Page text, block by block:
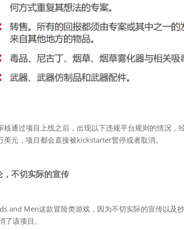
核通过项目上线之后，出现以下违规平台规则的情况
美元，项目都会直接被kickstarter暂停或者取消。
，不切实际的宣传
and Men这款冒险类游戏，因为不切实际的宣传以及
了该项目。